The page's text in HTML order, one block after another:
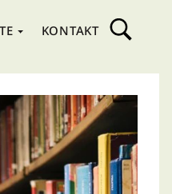
KONTAKT